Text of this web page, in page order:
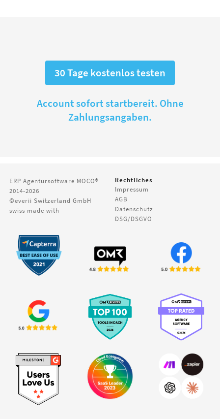
30 Tage kostenlos testen
Account sofort startbereit. Ohne
Zahlungsangaben.
ERP Agentursoftware MOCO®
2014-2026
©everii Switzerland GmbH
swiss made with
Rechtliches
Impressum
AGB
Datenschutz
DSG/DSGVO